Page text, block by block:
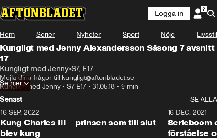
Logga in
Hem Serier Nyheter Sport Nöje Livsstil
Kungligt med Jenny Alexandersson Säsong 7 avsnitt
17
Kungligt med Jenny•S7, E17
Mejla dina frågor till kungligt@aftonbladet.se
Kungligt med Jenny • S7 E17 • 31.05.18 • 9 min
Se mer
Senast
SE ALLA
16 SEP. 2022
Kung Charles III – prinsen som till slut
blev kung
16 DEC. 2021
Serieboom
förståelse